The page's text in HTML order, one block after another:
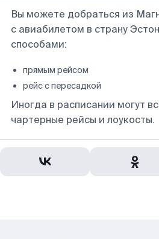
Вы можете добраться из
с авиабилетом в страну
способами:
прямым рейсом
рейс с пересадкой
Иногда в расписании могут
чартерные рейсы и лоукосты.